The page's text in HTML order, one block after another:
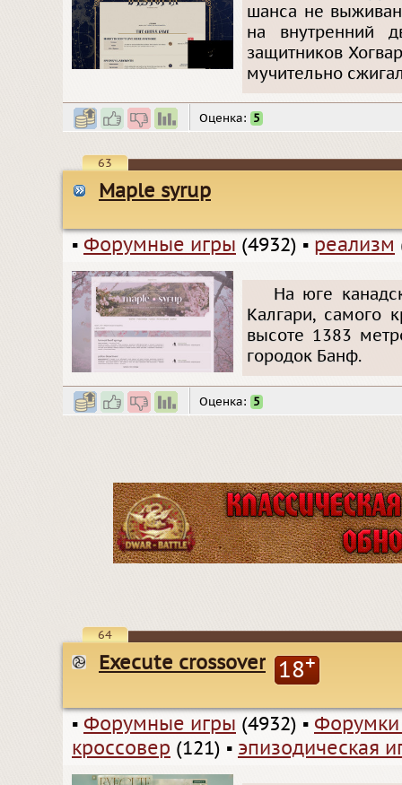
шанса не
на внутренний
защитников
мучительно
Оценка: 5
63
Maple syrup
▪ Форумные игры (4932) ▪ реализм
На юге
Калгари, самого
высоте 1383
городок Банф.
Оценка: 5
64
Execute crossover 18+
▪ Форумные игры (4932) ▪
кроссовер (121) ▪ эпизодическая